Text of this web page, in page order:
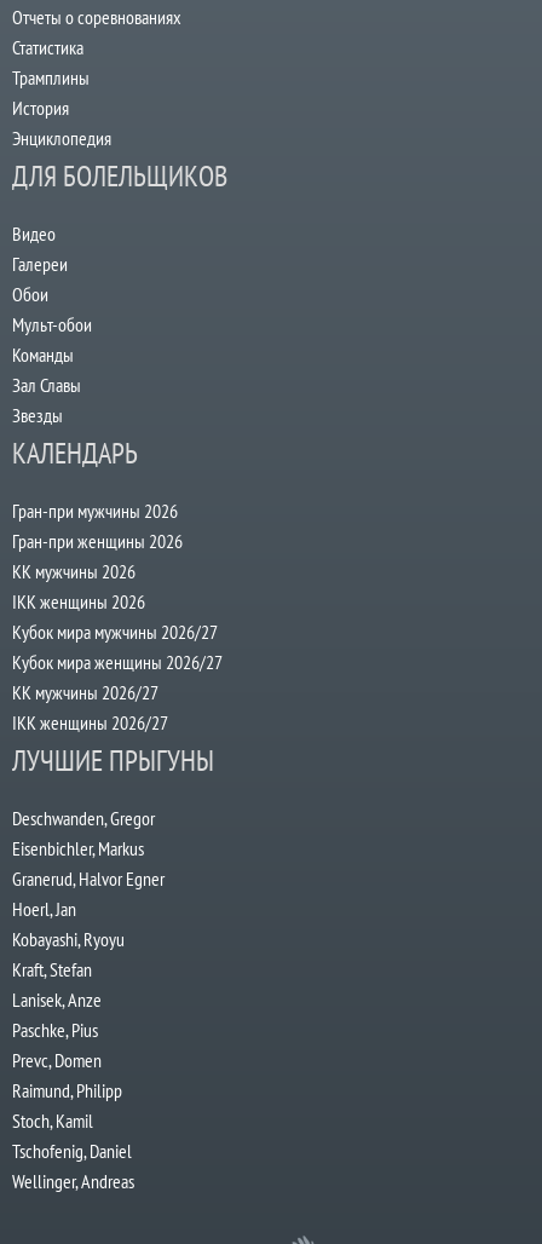
Отчеты о соревнованиях
Статистика
Трамплины
История
Энциклопедия
ДЛЯ БОЛЕЛЬЩИКОВ
Видео
Галереи
Обои
Мульт-обои
Команды
Зал Славы
Звезды
КАЛЕНДАРЬ
Гран-при мужчины 2026
Гран-при женщины 2026
КК мужчины 2026
IKK женщины 2026
Кубок мира мужчины 2026/27
Кубок мира женщины 2026/27
КК мужчины 2026/27
IKK женщины 2026/27
ЛУЧШИЕ ПРЫГУНЫ
Deschwanden, Gregor
Eisenbichler, Markus
Granerud, Halvor Egner
Hoerl, Jan
Kobayashi, Ryoyu
Kraft, Stefan
Lanisek, Anze
Paschke, Pius
Prevc, Domen
Raimund, Philipp
Stoch, Kamil
Tschofenig, Daniel
Wellinger, Andreas